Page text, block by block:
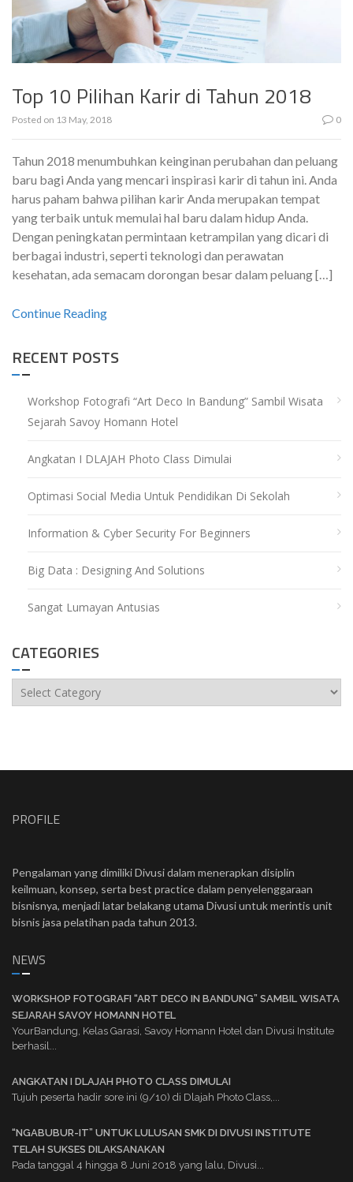
Top 10 Pilihan Karir di Tahun 2018
Posted on 13 May, 2018 0
Tahun 2018 menumbuhkan keinginan perubahan dan peluang
baru bagi Anda yang mencari inspirasi karir di tahun ini. Anda
harus paham bahwa pilihan karir Anda merupakan tempat
yang terbaik untuk memulai hal baru dalam hidup Anda.
Dengan peningkatan permintaan ketrampilan yang dicari di
berbagai industri, seperti teknologi dan perawatan
kesehatan, ada semacam dorongan besar dalam peluang […]
Continue Reading
RECENT POSTS
Workshop Fotografi “Art Deco In Bandung” Sambil Wisata
Sejarah Savoy Homann Hotel
Angkatan I DLAJAH Photo Class Dimulai
Optimasi Social Media Untuk Pendidikan Di Sekolah
Information & Cyber Security For Beginners
Big Data : Designing And Solutions
Sangat Lumayan Antusias
CATEGORIES
Categories
PROFILE
Pengalaman yang dimiliki Divusi dalam menerapkan disiplin
keilmuan, konsep, serta best practice dalam penyelenggaraan
bisnisnya, menjadi latar belakang utama Divusi untuk merintis unit
bisnis jasa pelatihan pada tahun 2013.
NEWS
WORKSHOP FOTOGRAFI “ART DECO IN BANDUNG” SAMBIL WISATA
SEJARAH SAVOY HOMANN HOTEL
YourBandung, Kelas Garasi, Savoy Homann Hotel dan Divusi Institute
berhasil...
ANGKATAN I DLAJAH PHOTO CLASS DIMULAI
Tujuh peserta hadir sore ini (9/10) di Dlajah Photo Class,...
“NGABUBUR-IT” UNTUK LULUSAN SMK DI DIVUSI INSTITUTE
TELAH SUKSES DILAKSANAKAN
Pada tanggal 4 hingga 8 Juni 2018 yang lalu, Divusi...